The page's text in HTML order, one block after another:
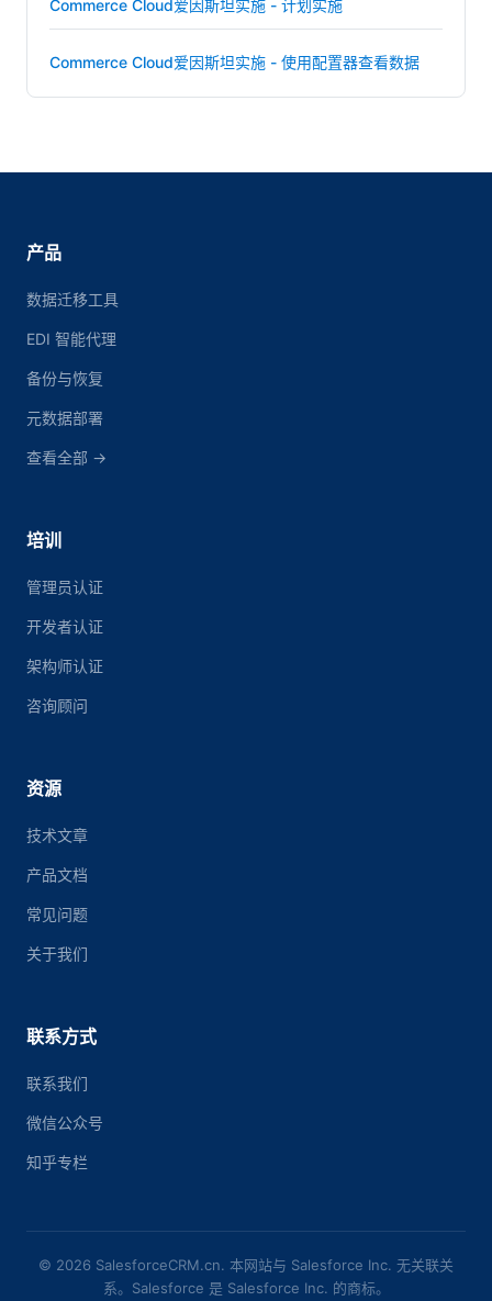
Commerce Cloud爱因斯坦实施 - 计划实施
Commerce Cloud爱因斯坦实施 - 使用配置器查看数据
产品
数据迁移工具
EDI 智能代理
备份与恢复
元数据部署
查看全部 →
培训
管理员认证
开发者认证
架构师认证
咨询顾问
资源
技术文章
产品文档
常见问题
关于我们
联系方式
联系我们
微信公众号
知乎专栏
© 2026 SalesforceCRM.cn. 本网站与 Salesforce Inc. 无关联关
系。Salesforce 是 Salesforce Inc. 的商标。